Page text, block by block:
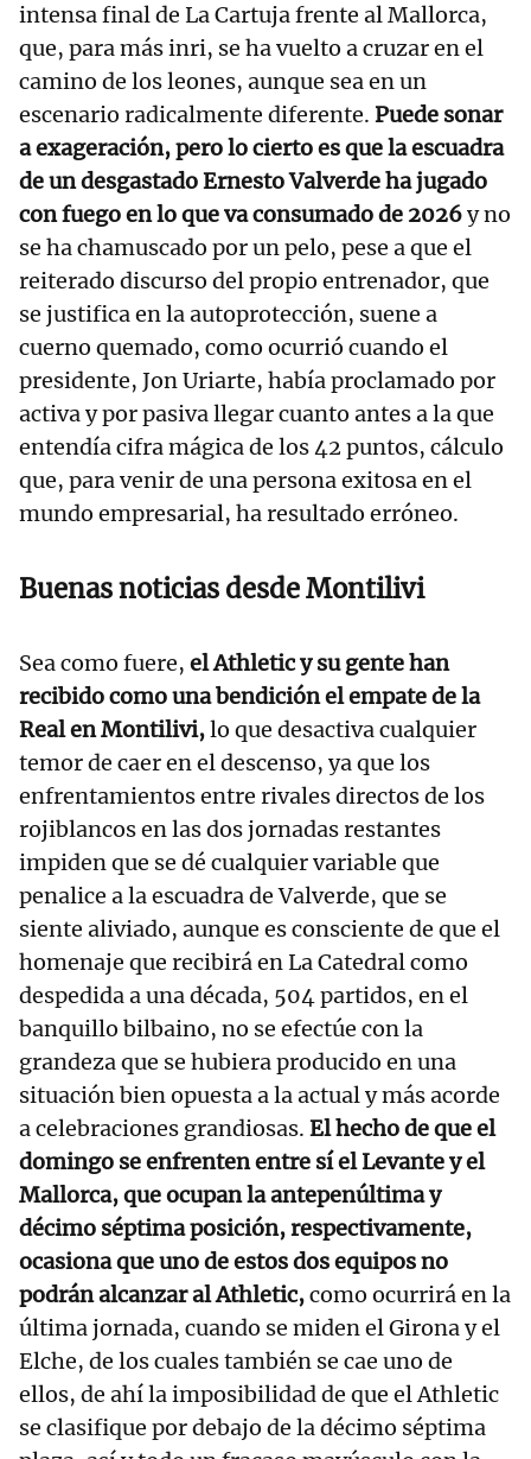
intensa final de La Cartuja frente al Mallorca,
que, para más inri, se ha vuelto a cruzar en el
camino de los leones, aunque sea en un
escenario radicalmente diferente. Puede sonar
a exageración, pero lo cierto es que la escuadra
de un desgastado Ernesto Valverde ha jugado
con fuego en lo que va consumado de 2026y no
se ha chamuscado por un pelo, pese a que el
reiterado discurso del propio entrenador, que
se justifica en la autoprotección, suene a
cuerno quemado, como ocurrió cuando el
presidente, Jon Uriarte, había proclamado por
activa y por pasiva llegar cuanto antes a la que
entendía cifra mágica de los 42 puntos, cálculo
que, para venir de una persona exitosa en el
mundo empresarial, ha resultado erróneo.
Buenas noticias desde Montilivi
Sea como fuere, el Athletic y su gente han
recibido como una bendición el empate de la
Real en Montilivi,lo que desactiva cualquier
temor de caer en el descenso, ya que los
enfrentamientos entre rivales directos de los
rojiblancos en las dos jornadas restantes
impiden que se dé cualquier variable que
penalice a la escuadra de Valverde, que se
siente aliviado, aunque es consciente de que el
homenaje que recibirá en La Catedral como
despedida a una década, 504 partidos, en el
banquillo bilbaino, no se efectúe con la
grandeza que se hubiera producido en una
situación bien opuesta a la actual y más acorde
a celebraciones grandiosas. El hecho de que el
domingo se enfrenten entre sí el Levante y el
Mallorca, que ocupan la antepenúltima y
décimo séptima posición, respectivamente,
ocasiona que uno de estos dos equipos no
podrán alcanzar al Athletic,como ocurrirá en la
última jornada, cuando se miden el Girona y el
Elche, de los cuales también se cae uno de
ellos, de ahí la imposibilidad de que el Athletic
se clasifique por debajo de la décimo séptima